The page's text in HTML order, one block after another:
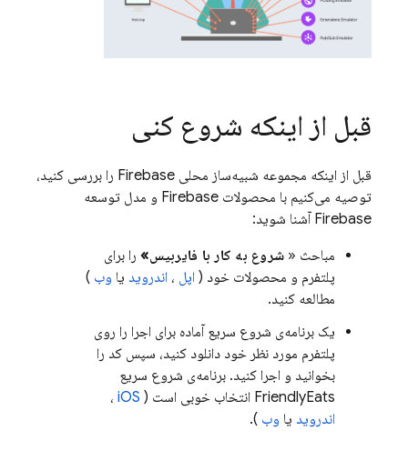
قبل از اینکه شروع کنی
قبل از اینکه مجموعه شبیه‌ساز محلی Firebase را بررسی کنید،
توصیه می‌کنیم با محصولات Firebase و مدل توسعه
Firebase آشنا شوید:
مباحث « شروع به کار با فایربیس»را برای
پلتفرم و محصولات خود ( اپل ، اندروید یا وب )
مطالعه کنید.
یک برنامه‌ی شروع سریع آماده برای اجرا را روی
پلتفرم مورد نظر خود دانلود کنید، سپس کد را
بخوانید و اجرا کنید. برنامه‌ی شروع سریع
FriendlyEats انتخاب خوبی است (
iOS ،
اندروید یا وب ).